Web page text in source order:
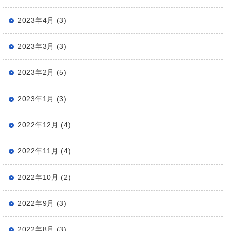
2023年4月 (3)
2023年3月 (3)
2023年2月 (5)
2023年1月 (3)
2022年12月 (4)
2022年11月 (4)
2022年10月 (2)
2022年9月 (3)